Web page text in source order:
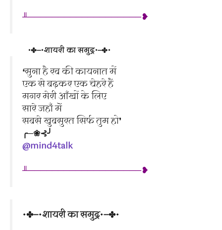
╨───────────────────❥
•✤┈•शायरी का समुद्र•┈✤•
❛सुना है रब की कायनात में
एक से बढ़कर एक चेहरे हैं
मगर मेरी आँखों के लिए
सारे जहाँ मॆं
सबसे खुबसुरत सिर्फ तुम हो❜
╭─❀⊰╯
@mind4talk
╨───────────────────❥
•✤┈•शायरी का समुद्र•┈✤•